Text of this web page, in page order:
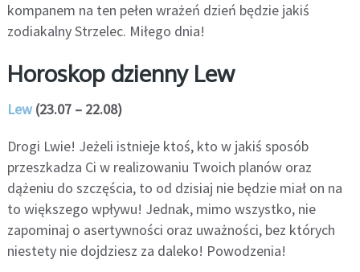
kompanem na ten pełen wrażeń dzień będzie jakiś
zodiakalny Strzelec. Miłego dnia!
Horoskop dzienny Lew
Lew(23.07 – 22.08)
Drogi Lwie! Jeżeli istnieje ktoś, kto w jakiś sposób
przeszkadza Ci w realizowaniu Twoich planów oraz
dążeniu do szczęścia, to od dzisiaj nie będzie miał on na
to większego wpływu! Jednak, mimo wszystko, nie
zapominaj o asertywności oraz uważności, bez których
niestety nie dojdziesz za daleko! Powodzenia!